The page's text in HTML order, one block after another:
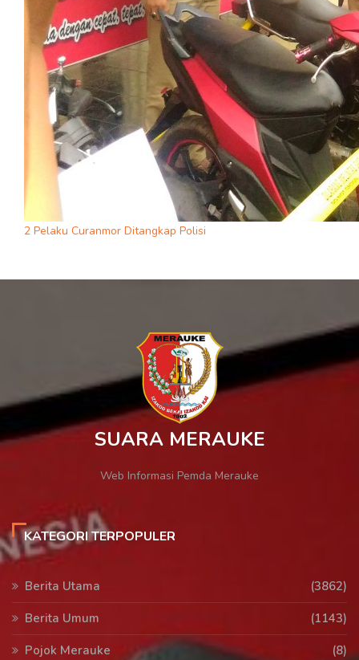
2 Pelaku Curanmor Ditangkap Polisi
SUARA MERAUKE
Web Informasi Pemda Merauke
KATEGORI TERPOPULER
Berita Utama
(3862)
Berita Umum
(1143)
Pojok Merauke
(8)